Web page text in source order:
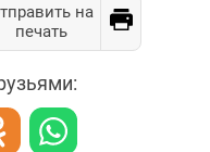
на
печать